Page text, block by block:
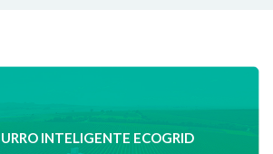
INTELIGENTE ECOGRID